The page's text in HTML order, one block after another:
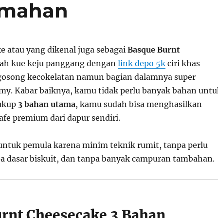
atau yang dikenal juga sebagai Basque Burnt
kue keju panggang dengan link depo 5kciri khas
kecokelatan namun bagian dalamnya super
Kabar baiknya, kamu tidak perlu banyak bahan
3 bahan utama, kamu sudah bisa menghasilkan
premium dari dapur sendiri.
pemula karena minim teknik rumit, tanpa perlu
dasar biskuit, dan tanpa banyak campuran tambahan.